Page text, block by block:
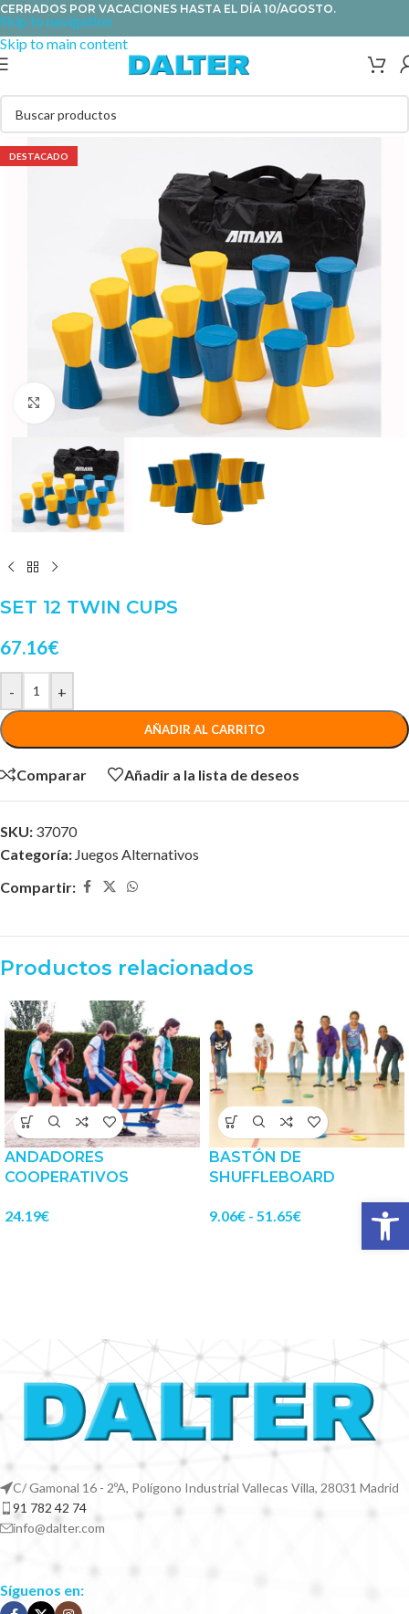
Skip to navigation
Skip to main content
CERRADOS POR VACACIONES HASTA EL DÍA 10/AGOSTO.
DESTACADO
Clic para ampliar
SET 12 TWIN CUPS
67.16€
- +
AÑADIR AL CARRITO
Comparar Añadir a la lista de deseos
SKU: 37070
Categoría: Juegos Alternativos
Compartir:
Productos relacionados
ANDADORES
COOPERATIVOS
24.19€
BASTÓN DE
SHUFFLEBOARD
9.06€ - 51.65€
C/ Gamonal 16 - 2ºA, Polígono Industrial Vallecas Villa, 28031 Madrid
91 782 42 74
info@dalter.com
Síguenos en:
Abrir